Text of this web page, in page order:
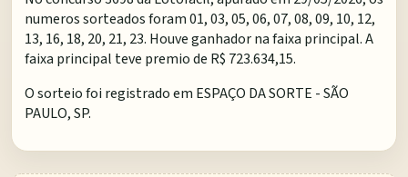
numeros sorteados foram 01, 03, 05, 06, 07, 08, 09, 10, 12,
13, 16, 18, 20, 21, 23. Houve ganhador na faixa principal. A
faixa principal teve premio de R$ 723.634,15.
O sorteio foi registrado em ESPAÇO DA SORTE - SÃO
PAULO, SP.